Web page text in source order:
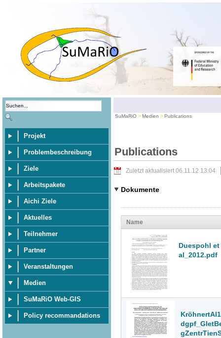
Projekt
Problembeschreibung
Ziele
Arbeitspakete
Aichi Ziele
Aktuelles
Teilnehmer
Partner
Veranstaltungen
Medien
SuMaRiO Web-GIS
Policy recommandations
SuMaRiO Medien Publications
Publications
Zuletzt aktualisiert 06.11.12 13:04
Dokumente
Name
Duespohl et
al_2012.pdf